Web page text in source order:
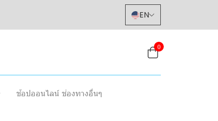
EN
0
ช้อปออนไลน์ ช่องทางอื่นๆ